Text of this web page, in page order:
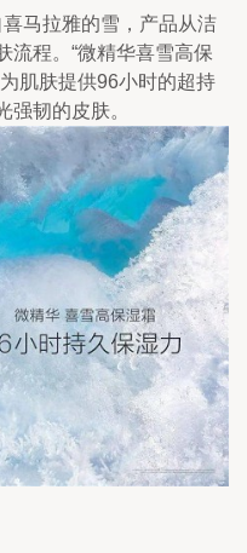
马拉雅的雪，产品从洁
流程。“微精华喜雪高保
肌肤提供96小时的超持
强韧的皮肤。